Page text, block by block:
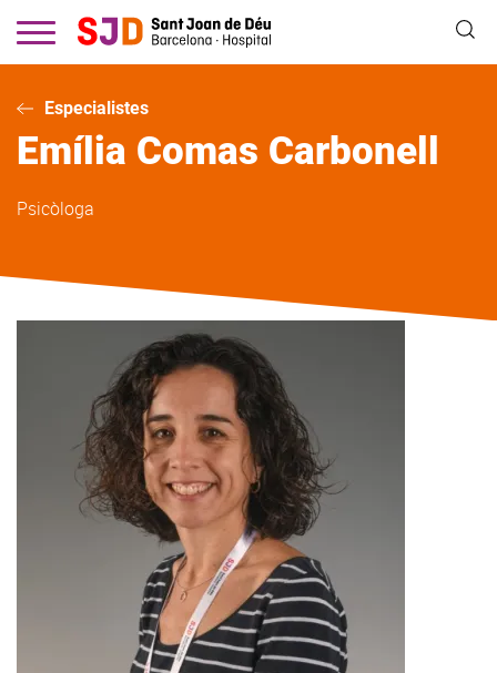
contingut
Especialistes
Emília Comas Carbonell
Psicòloga